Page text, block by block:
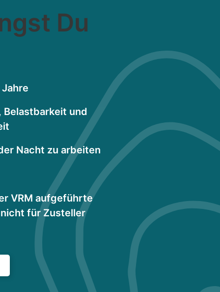
Du
und
Nacht zu arbeiten
VRM aufgeführte
für Zusteller